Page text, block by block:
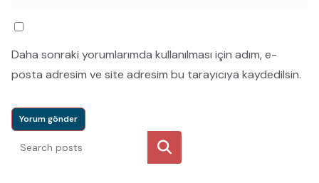
Daha sonraki yorumlarımda kullanılması için adım, e-
posta adresim ve site adresim bu tarayıcıya kaydedilsin.
Ara